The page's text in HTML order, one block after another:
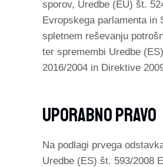
sporov, Uredbe (EU) št.
Evropskega parlamenta in
spletnem reševanju
ter spremembi Uredbe
2016/2004 in Direktive
Uporabno Pravo
Na podlagi prvega
Uredbe (ES) št. 593/2008